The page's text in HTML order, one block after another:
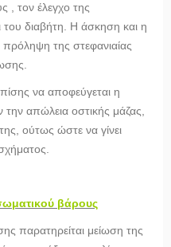
, τον έλεγχο της
του διαβήτη. Η άσκηση και η
πρόληψη της στεφανιαίας
να αποφεύγεται η
απώλεια οστικής μάζας,
ούτως ώστε να γίνει
βάρους
παρατηρείται μείωση της